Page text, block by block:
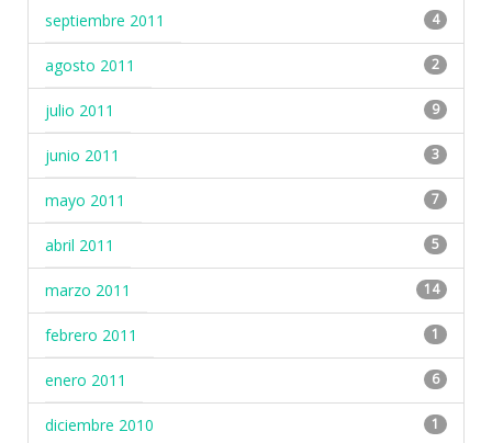
septiembre 2011 4
agosto 2011 2
julio 2011 9
junio 2011 3
mayo 2011 7
abril 2011 5
marzo 2011 14
febrero 2011 1
enero 2011 6
diciembre 2010 1